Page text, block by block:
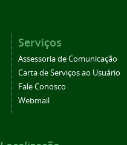
Serviços
Assessoria de Comunicação
Carta de Serviços ao Usuário
Fale Conosco
Webmail